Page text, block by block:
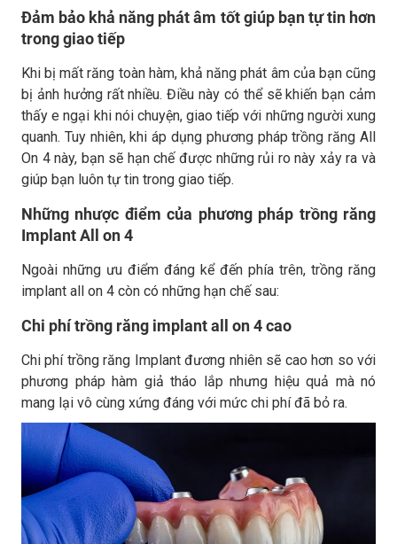
Đảm bảo khả năng phát âm tốt giúp bạn tự tin hơn
trong giao tiếp
Khi bị mất răng toàn hàm, khả năng phát âm của bạn cũng
bị ảnh hưởng rất nhiều. Điều này có thể sẽ khiến bạn cảm
thấy e ngại khi nói chuyện, giao tiếp với những người xung
quanh. Tuy nhiên, khi áp dụng phương pháp trồng răng All
On 4 này, bạn sẽ hạn chế được những rủi ro này xảy ra và
giúp bạn luôn tự tin trong giao tiếp.​
Những nhược điểm của phương pháp trồng răng
Implant All on 4
Ngoài những ưu điểm đáng kể đến phía trên, trồng răng
implant all on 4 còn có những hạn chế sau:
Chi phí trồng răng implant all on 4 cao
Chi phí trồng răng Implant đương nhiên sẽ cao hơn so với
phương pháp hàm giả tháo lắp nhưng hiệu quả mà nó
mang lại vô cùng xứng đáng với mức chi phí đã bỏ ra.